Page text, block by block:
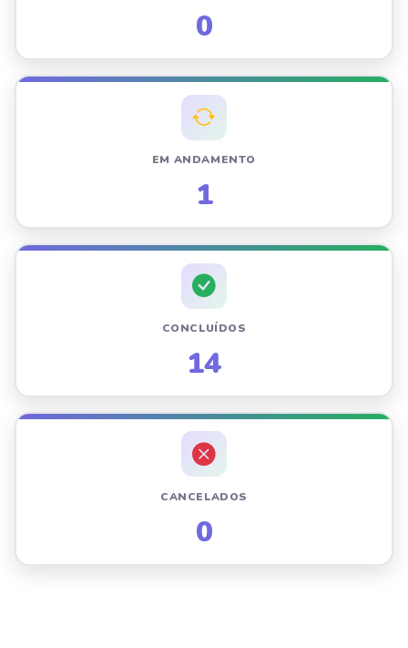
0
EM ANDAMENTO
1
CONCLUÍDOS
14
CANCELADOS
0